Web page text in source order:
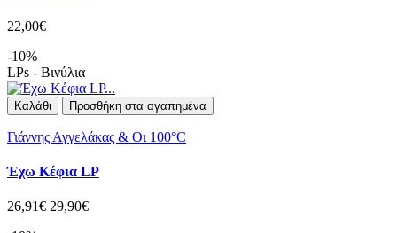
22,00€
-10%
LPs - Βινύλια
Καλάθι Προσθήκη στα αγαπημένα
Γιάννης Αγγελάκας & Οι 100°C
Έχω Κέφια LP
26,91€ 29,90€